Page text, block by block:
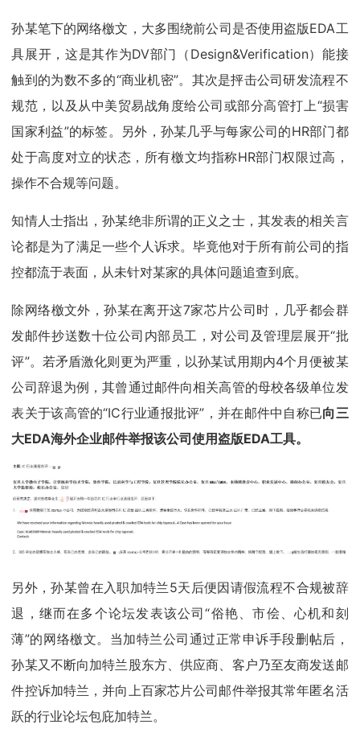
孙某笔下的网络檄文，大多围绕前公司是否使用盗版EDA工
具展开，这是其作为DV部门（Design&Verification）能接
触到的为数不多的“商业机密”。其次是抨击公司研发流程不
规范，以及从中美贸易战角度给公司或部分高管打上“损害
国家利益”的标签。另外，孙某几乎与每家公司的HR部门都
处于高度对立的状态，所有檄文均指称HR部门权限过高，
操作不合规等问题。
知情人士指出，孙某绝非所谓的正义之士，其发表的相关言
论都是为了满足一些个人诉求。毕竟他对于所有前公司的指
控都流于表面，从未针对某家的具体问题追查到底。
除网络檄文外，孙某在离开这7家芯片公司时，几乎都会群
发邮件抄送数十位公司内部员工，对公司及管理层展开“批
评”。若矛盾激化则更为严重，以孙某试用期内4个月便被某
公司辞退为例，其曾通过邮件向相关高管的母校各级单位发
表关于该高管的“IC行业通报批评”，并在邮件中自称已向三
大EDA海外企业邮件举报该公司使用盗版EDA工具。
另外，孙某曾在入职加特兰5天后便因请假流程不合规被辞
退，继而在多个论坛发表该公司“俗艳、市侩、心机和刻
薄”的网络檄文。当加特兰公司通过正常申诉手段删帖后，
孙某又不断向加特兰股东方、供应商、客户乃至友商发送邮
件控诉加特兰，并向上百家芯片公司邮件举报其常年匿名活
跃的行业论坛包庇加特兰。